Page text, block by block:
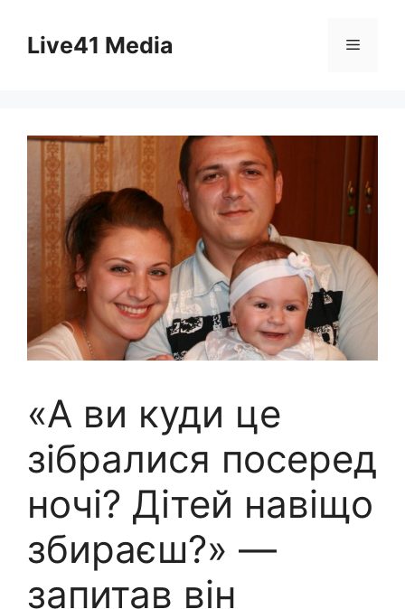
contentLive41 Media Menu
«А ви куди це
зібралися посеред
ночі? Дітей навіщо
збираєш?» —
запитав він